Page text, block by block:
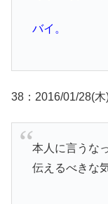
バイ。
38：2016/01/28(
本人に言うな
伝えるべきな